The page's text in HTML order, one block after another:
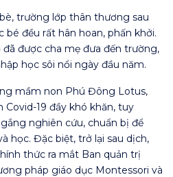
trường lớp thân thương sau
bé đều rất hân hoan, phấn khởi.
được cha mẹ đưa đến trường,
học sôi nổi ngày đầu năm.
mầm non Phú Đông Lotus,
19 đầy khó khăn, tuy
nghiên cứu, chuẩn bị để
học. Đặc biệt, trở lại sau dịch,
thức ra mắt Ban quản trị
pháp giáo dục Montessori và